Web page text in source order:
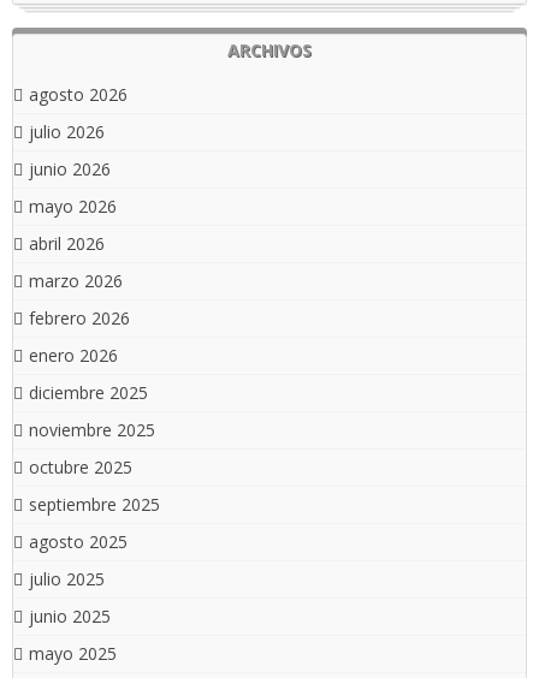
ARCHIVOS
agosto 2026
julio 2026
junio 2026
mayo 2026
abril 2026
marzo 2026
febrero 2026
enero 2026
diciembre 2025
noviembre 2025
octubre 2025
septiembre 2025
agosto 2025
julio 2025
junio 2025
mayo 2025